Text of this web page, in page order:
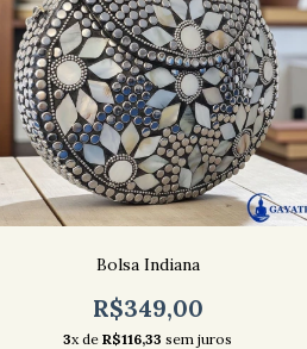
Bolsa Indiana
R$349,00
3x deR$116,33 sem juros